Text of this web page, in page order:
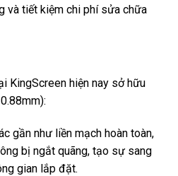
và tiết kiệm chi phí sửa chữa
KingScreen hiện nay sở hữu
gần như liền mạch hoàn toàn,
bị ngắt quãng, tạo sự sang
gian lắp đặt.